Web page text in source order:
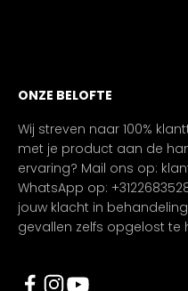
ONZE BELOFTE
Wij streven naar 100%
met je product aan de
ervaring? Mail ons op:
WhatsApp op:
jouw klacht in
gevallen zelfs opgelost te